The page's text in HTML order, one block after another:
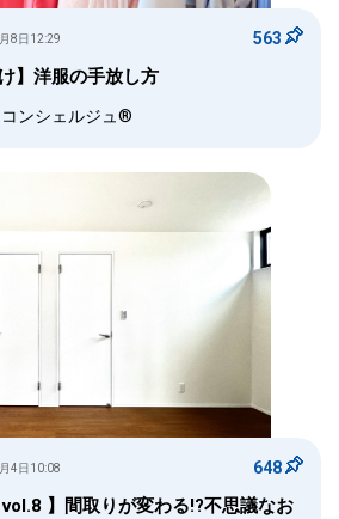
8日12:29 563
】洋服の手放し方
ンシェルジュ®
4日10:08 648
vol.8 】間取りが変わる!?不思議なお